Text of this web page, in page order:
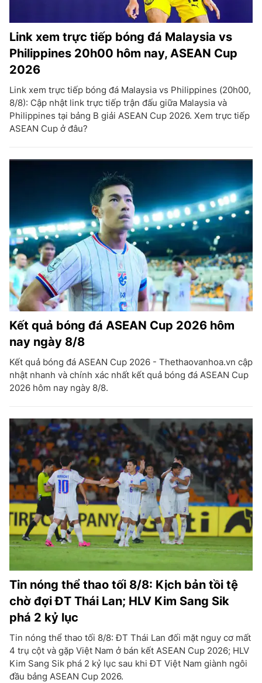
Link xem trực tiếp bóng đá Malaysia vs
Philippines 20h00 hôm nay, ASEAN Cup
2026
Link xem trực tiếp bóng đá Malaysia vs Philippines (20h00,
8/8): Cập nhật link trực tiếp trận đấu giữa Malaysia và
Philippines tại bảng B giải ASEAN Cup 2026. Xem trực tiếp
ASEAN Cup ở đâu?
Kết quả bóng đá ASEAN Cup 2026 hôm
nay ngày 8/8
Kết quả bóng đá ASEAN Cup 2026 - Thethaovanhoa.vn cập
nhật nhanh và chính xác nhất kết quả bóng đá ASEAN Cup
2026 hôm nay ngày 8/8.
Tin nóng thể thao tối 8/8: Kịch bản tồi tệ
chờ đợi ĐT Thái Lan; HLV Kim Sang Sik
phá 2 kỷ lục
Tin nóng thể thao tối 8/8: ĐT Thái Lan đối mặt nguy cơ mất
4 trụ cột và gặp Việt Nam ở bán kết ASEAN Cup 2026; HLV
Kim Sang Sik phá 2 kỷ lục sau khi ĐT Việt Nam giành ngôi
đầu bảng ASEAN Cup 2026.